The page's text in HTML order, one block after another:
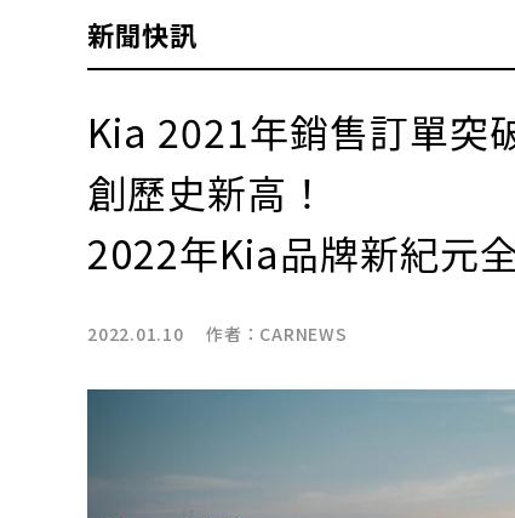
新聞快訊
Kia 2021年銷售訂單突
創歷史新高！
2022年Kia品牌新紀元
2022.01.10 作者： CARNEWS